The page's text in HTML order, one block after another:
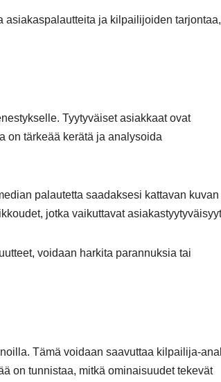
asiakaspalautteita ja kilpailijoiden
Tyytyväiset asiakkaat ovat
on tärkeää kerätä ja analysoida
palautetta saadaksesi kattavan kuvan
jotka vaikuttavat
voidaan harkita parannuksia tai
Tämä voidaan saavuttaa kilpailija-
on tunnistaa, mitkä ominaisuudet tekevät